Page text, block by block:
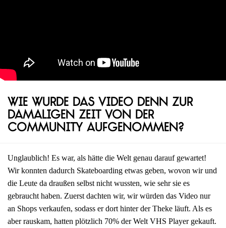
Wie wurde das Video denn zur
damaligen Zeit von der
Community aufgenommen?
Unglaublich! Es war, als hätte die Welt genau darauf gewartet!
Wir konnten dadurch Skateboarding etwas geben, wovon wir und
die Leute da draußen selbst nicht wussten, wie sehr sie es
gebraucht haben. Zuerst dachten wir, wir würden das Video nur
an Shops verkaufen, sodass er dort hinter der Theke läuft. Als es
aber rauskam, hatten plötzlich 70% der Welt VHS Player gekauft.